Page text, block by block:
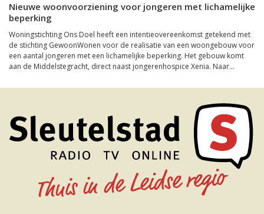
Nieuwe woonvoorziening voor jongeren met lichamelijke
beperking
Woningstichting Ons Doel heeft een intentieovereenkomst getekend met
de stichting GewoonWonen voor de realisatie van een woongebouw voor
een aantal jongeren met een lichamelijke beperking. Het gebouw komt
aan de Middelstegracht, direct naast jongerenhospice Xenia. Naar...